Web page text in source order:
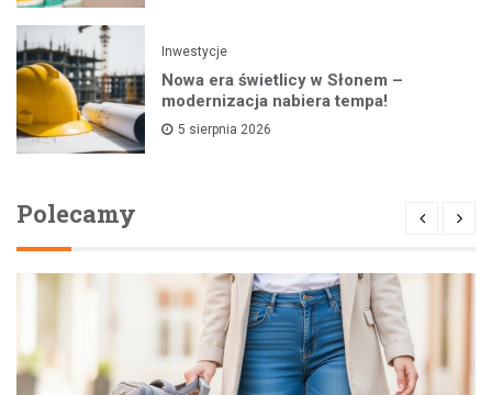
Inwestycje
Nowa era świetlicy w Słonem –
modernizacja nabiera tempa!
5 sierpnia 2026
Polecamy